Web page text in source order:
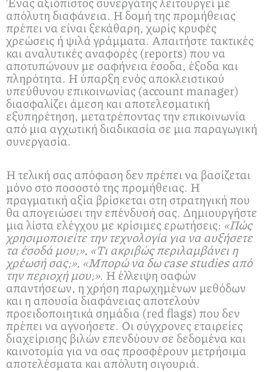
απόλυτη διαφάνεια. Η δομή της προμήθειας
πρέπει να είναι ξεκάθαρη, χωρίς κρυφές
χρεώσεις ή ψιλά γράμματα. Απαιτήστε τακτικές
και αναλυτικές αναφορές (reports) που να
αποτυπώνουν με σαφήνεια έσοδα, έξοδα και
πληρότητα. Η ύπαρξη ενός αποκλειστικού
υπεύθυνου επικοινωνίας (account manager)
διασφαλίζει άμεση και αποτελεσματική
εξυπηρέτηση, μετατρέποντας την επικοινωνία
από μια αγχωτική διαδικασία σε μια παραγωγική
συνεργασία.
Η τελική σας απόφαση δεν πρέπει να βασίζεται
μόνο στο ποσοστό της προμήθειας. Η
πραγματική αξία βρίσκεται στη στρατηγική που
θα απογειώσει την επένδυσή σας. Δημιουργήστε
μια λίστα ελέγχου με κρίσιμες ερωτήσεις:«Πώς
χρησιμοποιείτε την τεχνολογία για να αυξήσετε
τα έσοδά μου;», «Τι ακριβώς περιλαμβάνει η
χρέωσή σας;», «Μπορώ να δω case studies από
την περιοχή μου;». Η έλλειψη σαφών
απαντήσεων, η χρήση παρωχημένων μεθόδων
και η απουσία διαφάνειας αποτελούν
προειδοποιητικά σημάδια (red flags) που δεν
πρέπει να αγνοήσετε. Οι σύγχρονες εταιρείες
διαχείρισης βιλών επενδύουν σε δεδομένα και
καινοτομία για να σας προσφέρουν μετρήσιμα
αποτελέσματα και απόλυτη σιγουριά.